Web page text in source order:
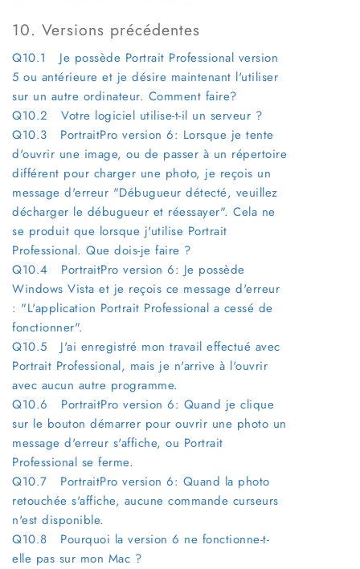
10. Versions précédentes
Q10.1 Je possède Portrait Professional version
5 ou antérieure et je désire maintenant l'utiliser
sur un autre ordinateur. Comment faire?
Q10.2 Votre logiciel utilise-t-il un serveur ?
Q10.3 PortraitPro version 6: Lorsque je tente
d'ouvrir une image, ou de passer à un répertoire
différent pour charger une photo, je reçois un
message d'erreur "Débugueur détecté, veuillez
décharger le débugueur et réessayer". Cela ne
se produit que lorsque j'utilise Portrait
Professional. Que dois-je faire ?
Q10.4 PortraitPro version 6: Je possède
Windows Vista et je reçois ce message d'erreur
: "L'application Portrait Professional a cessé de
fonctionner".
Q10.5 J'ai enregistré mon travail effectué avec
Portrait Professional, mais je n'arrive à l'ouvrir
avec aucun autre programme.
Q10.6 PortraitPro version 6: Quand je clique
sur le bouton démarrer pour ouvrir une photo un
message d'erreur s'affiche, ou Portrait
Professional se ferme.
Q10.7 PortraitPro version 6: Quand la photo
retouchée s'affiche, aucune commande curseurs
n'est disponible.
Q10.8 Pourquoi la version 6 ne fonctionne-t-
elle pas sur mon Mac ?